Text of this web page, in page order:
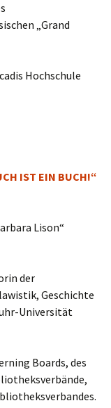
„Grand
Hochschule
IST EIN BUCH!“
Lison“
der
Geschichte
Universität
Boards, des